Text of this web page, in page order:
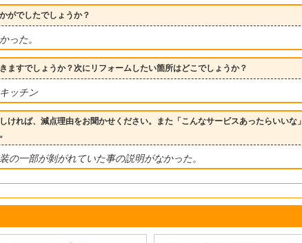
がでしたでしょうか？
った。
ますでしょうか？次にリフォームしたい箇所はどこでしょうか？
ッチン
ければ、減点理由をお聞かせください。また「こんなサービスあったらいいな」
の一部が剝がれていた事の説明がなかった。